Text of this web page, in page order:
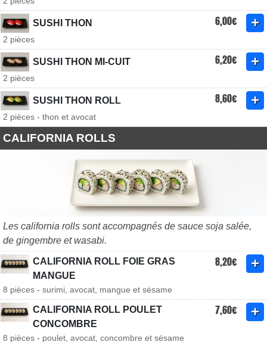
SUSHI THON 6,00€
2 pièces
SUSHI THON MI-CUIT 6,20€
2 pièces
SUSHI THON ROLL 8,60€
2 pièces - thon et avocat
CALIFORNIA ROLLS
Les california rolls sont accompagnés de sauce soja salée,
de gingembre et wasabi.
CALIFORNIA ROLL FOIE GRAS
MANGUE
8,20€
8 pièces - surimi, avocat, mangue et sésame
CALIFORNIA ROLL POULET
CONCOMBRE
7,60€
8 pièces - poulet, avocat, concombre et sésame